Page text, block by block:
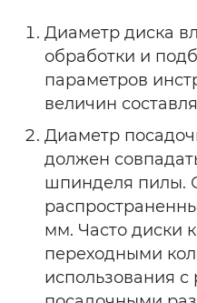
Диаметр диска
обработки и
параметров
величин
Диаметр
должен
шпинделя пилы.
мм. Часто диски
переходными
использования